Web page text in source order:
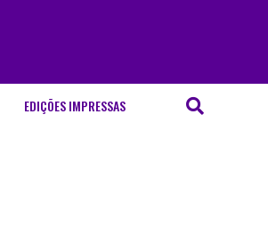
EDIÇÕES IMPRESSAS